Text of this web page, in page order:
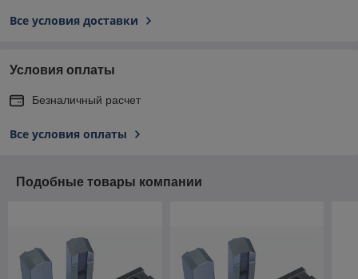
Все условия доставки
Условия оплаты
Безналичный расчет
Все условия оплаты
Подобные товары компании